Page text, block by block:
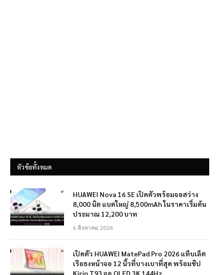
หัวข้อทั้งหมด
HUAWEI Nova 16 SE เปิดตัวพร้อมจอสว่าง
8,000 นิต แบตใหญ่ 8,500mAh ในราคาเริ่มต้น
ประมาณ 12,200 บาท
6 สิงหาคม 2026
เปิดตัว HUAWEI MatePad Pro 2026 แท็บเล็ต
เรือธงหน้าจอ 12 นิ้วที่บางเบาที่สุด พร้อมชิป
Kirin T93 จอ OLED 3K 144Hz